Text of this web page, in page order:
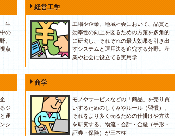
生
の
。
点
経営工学
工場や企業、地域社会において、品質と
効率性の向上を図るための方策を多角的
に研究し、それぞれの最大効果を引き出
すシステムと運用法を追究する分野。産
業や社会に役立てる実用学
ジ
運
シ
商学
モノやサービスなどの「商品」を売り買
いするためのしくみやルール（習慣）、
それをより多く売るための仕掛けや方法
を研究する。物流・会計・金融（手形・
証券・保険）が三本柱